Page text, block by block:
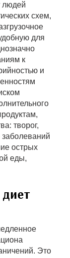
людей
схем,
для
к
и
творог,
острых
еды,
Это